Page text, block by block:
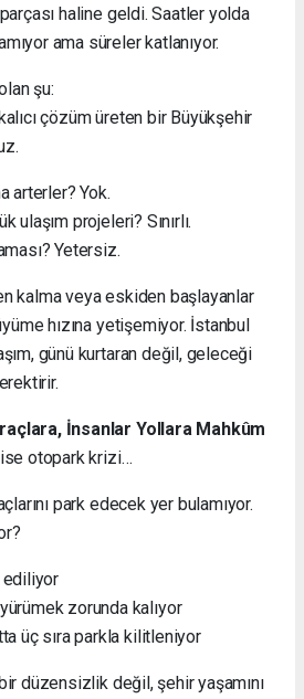
haline geldi. Saatler yolda
ama süreler katlanıyor.
şu:
çözüm üreten bir Büyükşehir
arterler? Yok.
ulaşım projeleri? Sınırlı.
Yetersiz.
kalma veya eskiden başlayanlar
hızına yetişemiyor. İstanbul
günü kurtaran değil, geleceği
İnsanlar Yollara Mahkûm
otopark krizi…
park edecek yer bulamıyor.
ediliyor
zorunda kalıyor
üç sıra parkla kilitleniyor
düzensizlik değil, şehir yaşamını